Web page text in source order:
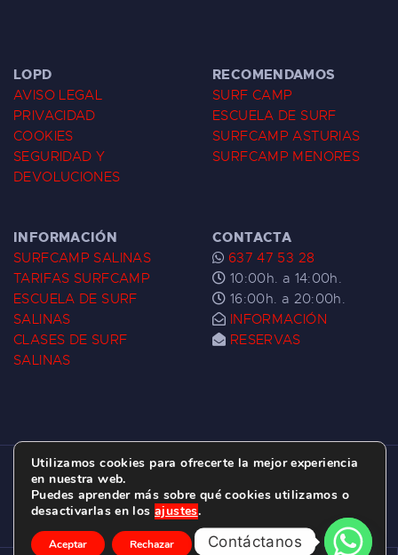
LOPD
AVISO LEGAL
PRIVACIDAD
COOKIES
SEGURIDAD Y
DEVOLUCIONES
RECOMENDAMOS
SURF CAMP
ESCUELA DE SURF
SURFCAMP ASTURIAS
SURFCAMP MENORES
INFORMACIÓN
SURFCAMP SALINAS
TARIFAS SURFCAMP
ESCUELA DE SURF
SALINAS
CLASES DE SURF
SALINAS
CONTACTA
637 47 53 28
10:00h. a 14:00h.
16:00h. a 20:00h.
INFORMACIÓN
RESERVAS
ESCUELA DE SURF LAS DUNAS ©
2026.
C/ BERNARDO ÁLVAREZ GALAN 1, SALINAS
(ASTURIAS)
Utilizamos cookies para ofrecerte la mejor experiencia
en nuestra web.
Puedes aprender más sobre qué cookies utilizamos o
desactivarlas en los ajustes.
Aceptar Rechazar Ajustes
Contáctanos